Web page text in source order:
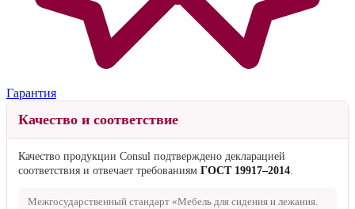
Гарантия
Качество и соответствие
Качество продукции Consul подтверждено декларацией
соответствия и отвечает требованиям ГОСТ 19917–2014.
Межгосударственный стандарт «Мебель для сидения и лежания.